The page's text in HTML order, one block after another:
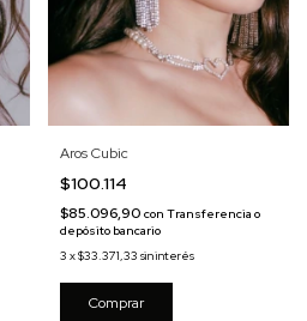
Aros Cubic
$100.114
$85.096,90 con Transferencia o
depósito bancario
3 x$33.371,33 sin interés